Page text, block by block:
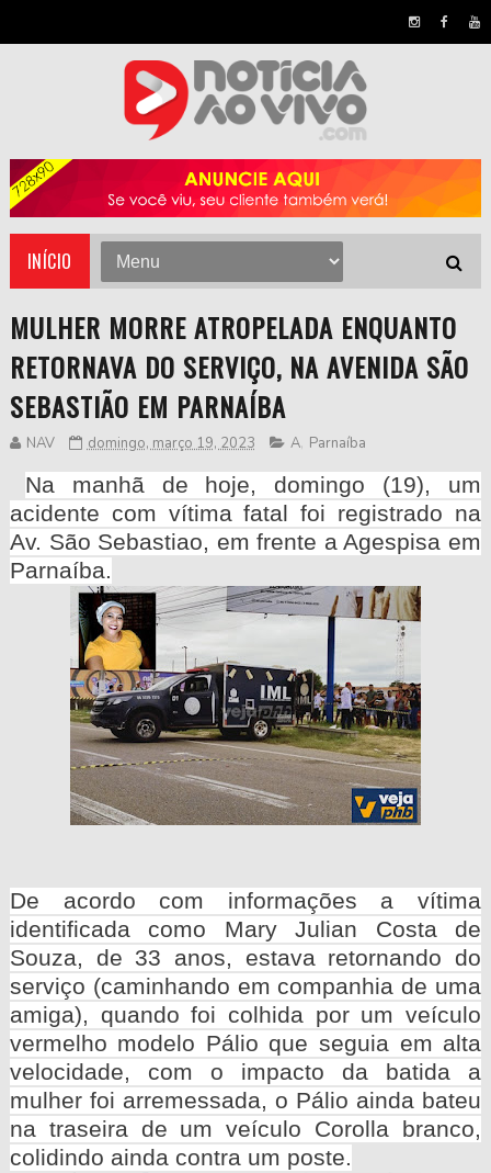
INÍCIO
MULHER MORRE ATROPELADA ENQUANTO
RETORNAVA DO SERVIÇO, NA AVENIDA SÃO
SEBASTIÃO EM PARNAÍBA
NAV domingo, março 19, 2023 A, Parnaíba
Na manhã de hoje, domingo (19), um
acidente com vítima fatal foi registrado na
Av. São Sebastiao, em frente a Agespisa em
Parnaíba.
De acordo com informações a vítima
identificada como Mary Julian Costa de
Souza, de 33 anos, estava retornando do
serviço (caminhando em companhia de uma
amiga), quando foi colhida por um veículo
vermelho modelo Pálio que seguia em alta
velocidade, com o impacto da batida a
mulher foi arremessada, o Pálio ainda bateu
na traseira de um veículo Corolla branco,
colidindo ainda contra um poste.